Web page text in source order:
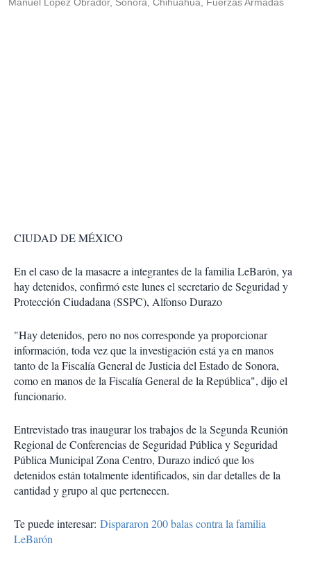
Manuel López Obrador, Sonora, Chihuahua, Fuerzas Armadas
CIUDAD DE MÉXICO
En el caso de la masacre a integrantes de la familia LeBarón, ya
hay detenidos, confirmó este lunes el secretario de Seguridad y
Protección Ciudadana (SSPC), Alfonso Durazo
"Hay detenidos, pero no nos corresponde ya proporcionar
información, toda vez que la investigación está ya en manos
tanto de la Fiscalía General de Justicia del Estado de Sonora,
como en manos de la Fiscalía General de la República", dijo el
funcionario.
Entrevistado tras inaugurar los trabajos de la Segunda Reunión
Regional de Conferencias de Seguridad Pública y Seguridad
Pública Municipal Zona Centro, Durazo indicó que los
detenidos están totalmente identificados, sin dar detalles de la
cantidad y grupo al que pertenecen.
Te puede interesar: Dispararon 200 balas contra la familia
LeBarón